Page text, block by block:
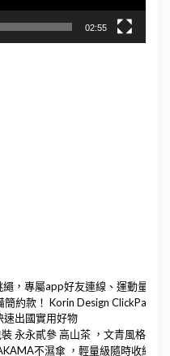
02:55
，專屬app好友連線、運動量追
約款！ Korin Design ClickPack
速出國實用好物
永永貳參 高山茶 ，文青風格送禮
不濕傘 ，輕量級隨時收納好